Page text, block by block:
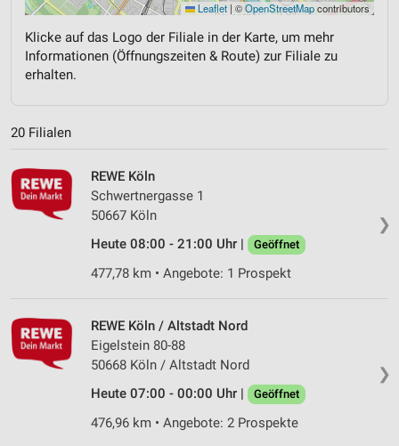
Leaflet | ©OpenStreetMapcontributors
Klicke auf das Logo der Filiale in der Karte, um mehr
Informationen (Öffnungszeiten & Route) zur Filiale zu
erhalten.
20 Filialen
❯
REWE Köln
Schwertnergasse 1
50667 Köln
Heute 08:00 - 21:00 Uhr |
Geöffnet
477,78 km • Angebote: 1 Prospekt
❯
REWE Köln / Altstadt Nord
Eigelstein 80-88
50668 Köln / Altstadt Nord
Heute 07:00 - 00:00 Uhr |
Geöffnet
476,96 km • Angebote: 2 Prospekte